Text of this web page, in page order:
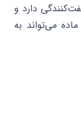
دارد و
می‌تواند به